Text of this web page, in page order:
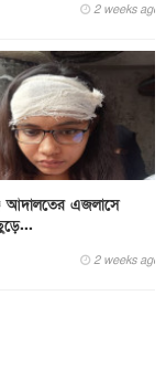
2 weeks ago
আদালতের এজলাসে
2 weeks ago